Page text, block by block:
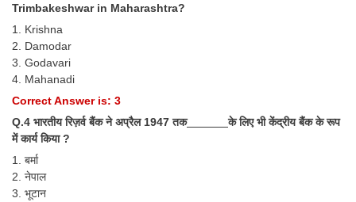
CGL Trend Analysis
CGL Exam Downloads
SSC CGL FREE EBOOK
SSC CGL Results
CHSL Question Papers
Trimbakeshwar in Maharashtra?
1. Krishna
2. Damodar
3. Godavari
4. Mahanadi
Correct Answer is: 3
Q.4 भारतीय रिज़र्व बैंक ने अप्रैल 1947 तक
के लिए भी केंद्रीय बैंक के रूप
में कार्य किया ?
1. बर्मा
2. नेपाल
3. भूटान